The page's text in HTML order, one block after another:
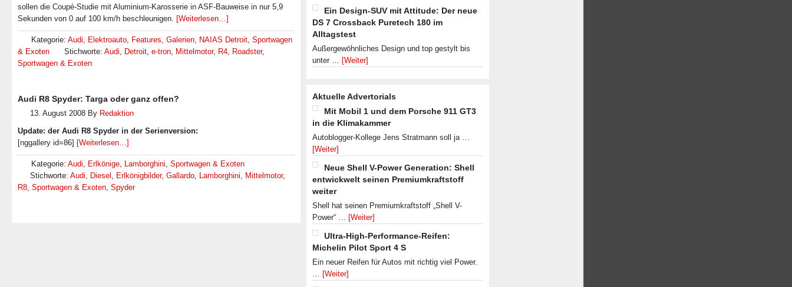
sollen die Coupé-Studie mit Aluminium-Karosserie in ASF-Bauweise in nur 5,9
Sekunden von 0 auf 100 km/h beschleunigen. [Weiterlesen…]
Kategorie: Audi, Elektroauto, Features, Galerien, NAIAS Detroit, Sportwagen
& Exoten
Stichworte: Audi, Detroit, e-tron, Mittelmotor, R4, Roadster,
Sportwagen & Exoten
Audi R8 Spyder: Targa oder ganz offen?
13. August 2008 By Redaktion
Update: der Audi R8 Spyder in der Serienversion:
[nggallery id=86] [Weiterlesen…]
Kategorie: Audi, Erlkönige, Lamborghini, Sportwagen & Exoten
Stichworte: Audi, Diesel , Erlkönigbilder, Gallardo, Lamborghini, Mittelmotor,
R8, Sportwagen & Exoten, Spyder
Ein Design-SUV mit Attitude: Der neue
DS 7 Crossback Puretech 180 im
Alltagstest
Außergewöhnliches Design und top gestylt bis
unter … [Weiter]
Aktuelle Advertorials
Mit Mobil 1 und dem Porsche 911 GT3
in die Klimakammer
Autoblogger-Kollege Jens Stratmann soll ja …
[Weiter]
Neue Shell V-Power Generation: Shell
entwickwelt seinen Premiumkraftstoff
weiter
Shell hat seinen Premiumkraftstoff „Shell V-
Power“ … [Weiter]
Ultra-High-Performance-Reifen:
Michelin Pilot Sport 4 S
Ein neuer Reifen für Autos mit richtig viel Power.
… [Weiter]